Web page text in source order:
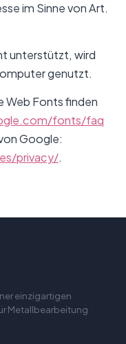
im Sinne von Art.
unterstützt, wird
genutzt.
Web Fonts finden
fonts/faq
Google:
privacy/.
einzigartigen
Metallbearbeitung